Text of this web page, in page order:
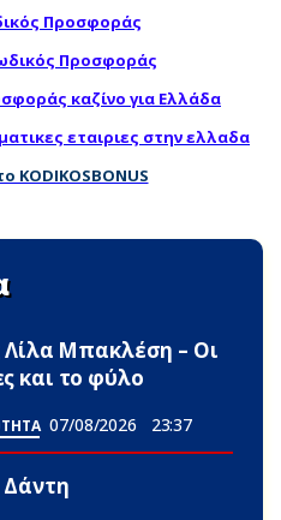
Προσφοράς
Προσφοράς
καζίνο για Ελλάδα
εταιριες στην ελλαδα
KODIKOSBONUS
Λίλα Μπακλέση – Οι
και το φύλο
07/08/2026 23:37
Δάντη